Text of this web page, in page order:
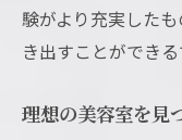
験がより充実した
き出すことができる
理想の美容室を見